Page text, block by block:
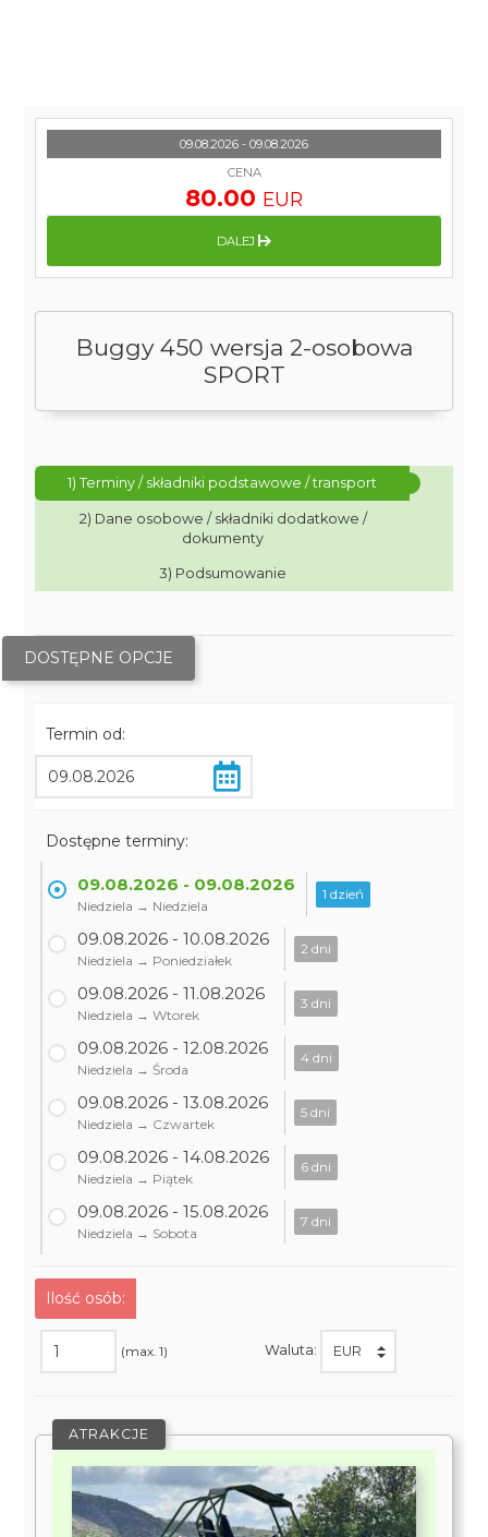
Buggy 450 wersja 2-osobowa
SPORT
1) Terminy / składniki podstawowe / transport
2) Dane osobowe / składniki dodatkowe /
dokumenty
3) Podsumowanie
DOSTĘPNE OPCJE
Termin od:
Dostępne terminy:
09.08.2026 - 09.08.2026
Niedziela → Niedziela
1 dzień
09.08.2026 - 10.08.2026
Niedziela → Poniedziałek
2 dni
09.08.2026 - 11.08.2026
Niedziela → Wtorek
3 dni
09.08.2026 - 12.08.2026
Niedziela → Środa
4 dni
09.08.2026 - 13.08.2026
Niedziela → Czwartek
5 dni
09.08.2026 - 14.08.2026
Niedziela → Piątek
6 dni
09.08.2026 - 15.08.2026
Niedziela → Sobota
7 dni
Ilość osób:
(max. 1) Waluta:
ATRAKCJE
09.08.2026 - 09.08.2026
CENA
80.00 EUR
DALEJ